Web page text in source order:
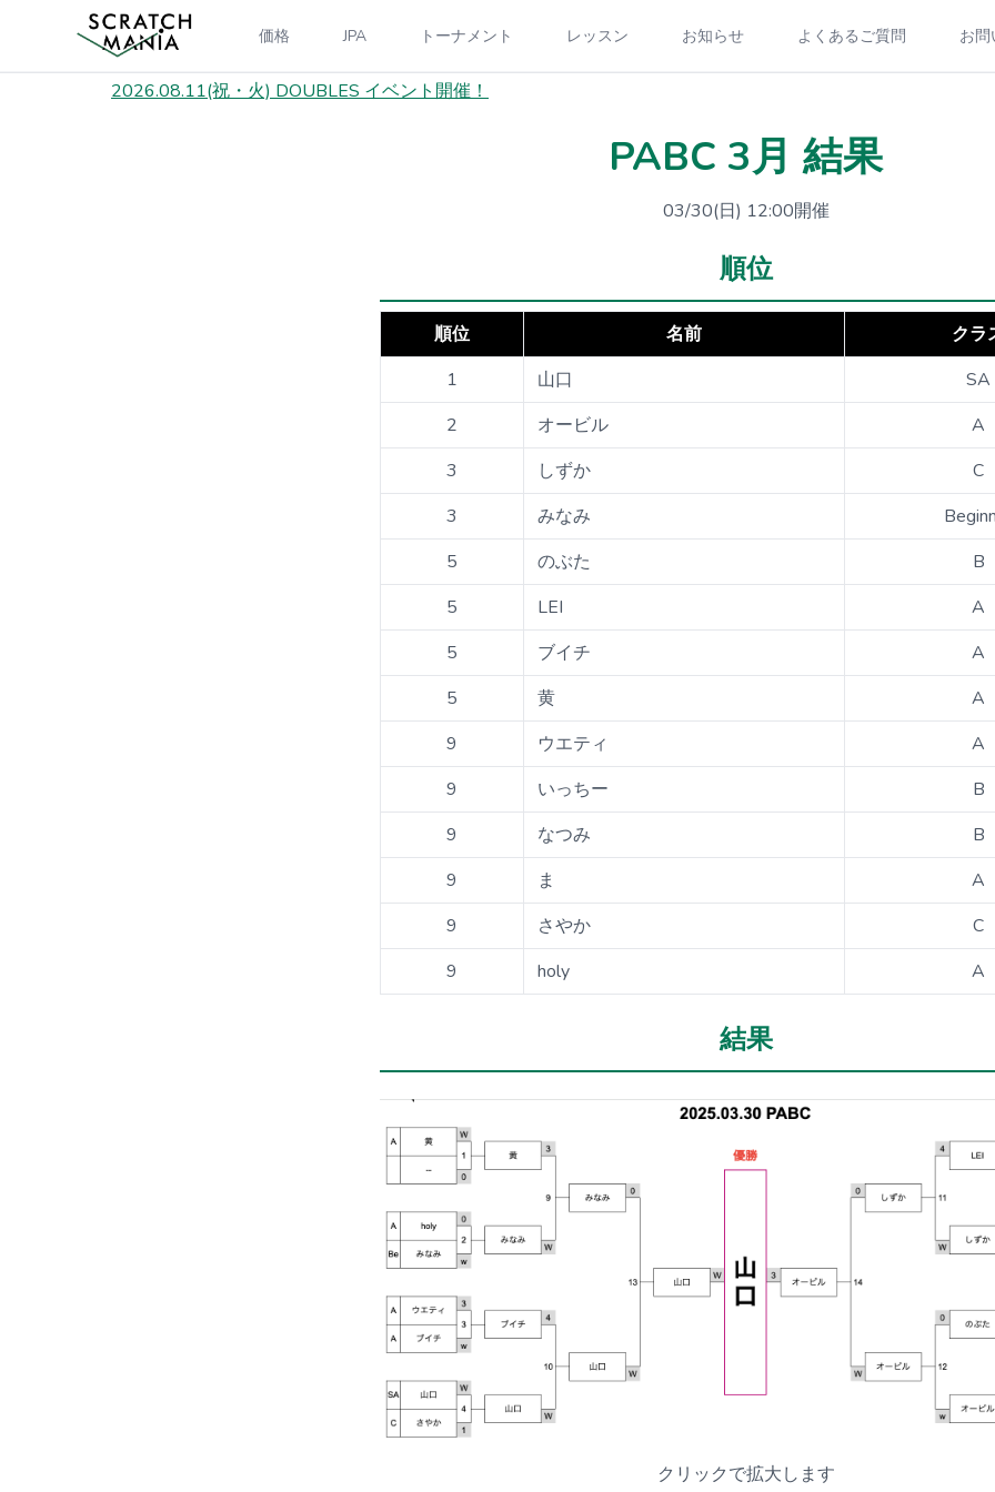
価格 JPA トーナメント レッスン お知らせ よくあるご質問 お
2026.08.11(祝・火) DOUBLES イベント開催！
PABC 3月 結果
03/30(日) 12:00開催
順位
順位 名前
クラ
1
山口
SA
2
オービル
A
3
しずか
C
3
みなみ
5
のぶた
B
5
LEI
A
5
ブイチ
A
5
黄
A
9
ウエティ
A
9
いっちー
B
9
なつみ
B
9
ま
A
9
さやか
C
9
holy A
結果
クリックで拡大します